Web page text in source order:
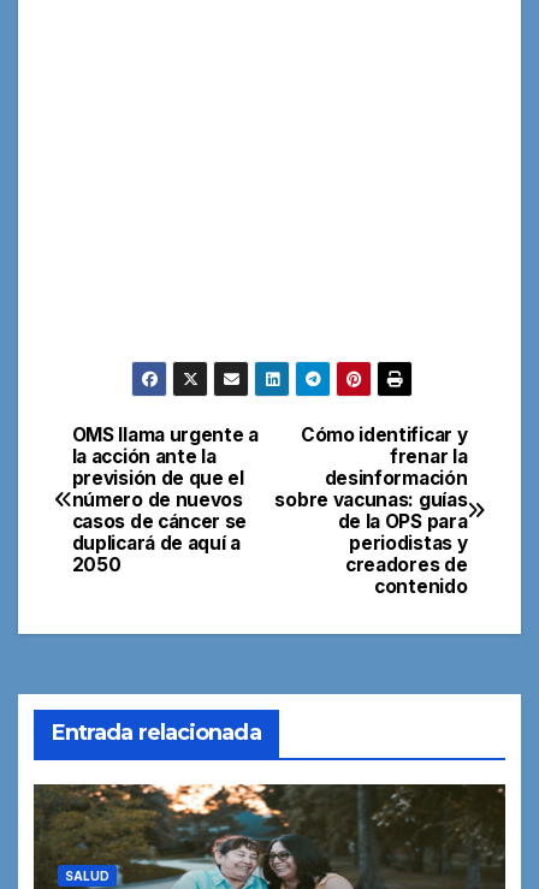
Navegación
de
entradas
Cómo identificar y
frenar la
desinformación
sobre vacunas: guías
de la OPS para
periodistas y
creadores de
contenido
OMS llama urgente a
la acción ante la
previsión de que el
número de nuevos
casos de cáncer se
duplicará de aquí a
2050
Entrada relacionada
SALUD